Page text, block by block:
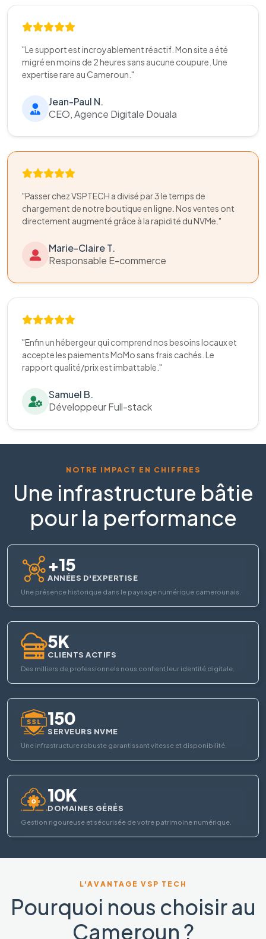
"Le support est incroyablement réactif. Mon site a été
migré en moins de 2 heures sans aucune coupure. Une
expertise rare au Cameroun."
Jean-Paul N.
CEO, Agence Digitale Douala
"Passer chez VSPTECH a divisé par 3 le temps de
chargement de notre boutique en ligne. Nos ventes ont
directement augmenté grâce à la rapidité du NVMe."
Marie-Claire T.
Responsable E-commerce
"Enfin un hébergeur qui comprend nos besoins locaux et
accepte les paiements MoMo sans frais cachés. Le
rapport qualité/prix est imbattable."
Samuel B.
Développeur Full-stack
NOTRE IMPACT EN CHIFFRES
Une infrastructure bâtie
pour la performance
+15
ANNÉES D'EXPERTISE
Une présence historique dans le paysage numérique camerounais.
5K
CLIENTS ACTIFS
Des milliers de professionnels nous confient leur identité digitale.
150
SERVEURS NVME
Une infrastructure robuste garantissant vitesse et disponibilité.
10K
DOMAINES GÉRÉS
Gestion rigoureuse et sécurisée de votre patrimoine numérique.
L'AVANTAGE VSP TECH
Pourquoi nous choisir au
Cameroun ?